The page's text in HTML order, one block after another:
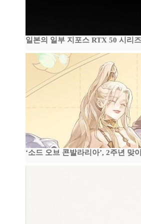
일본의 일부 지포스 RTX 50 시리
‘소드 오브 콘발라리아’, 2주년 맞